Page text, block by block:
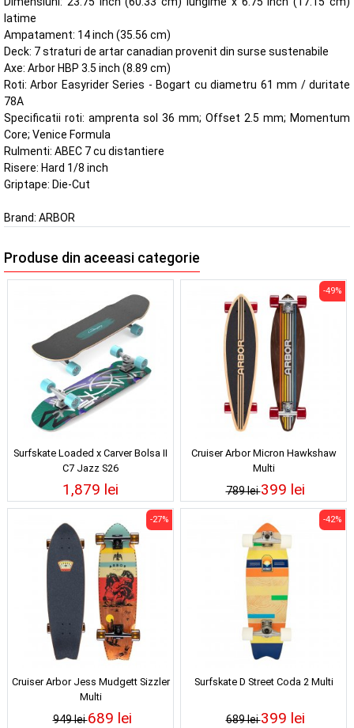
latime
Ampatament: 14 inch (35.56 cm)
Deck: 7 straturi de artar canadian provenit din surse sustenabile
Axe: Arbor HBP 3.5 inch (8.89 cm)
Roti: Arbor Easyrider Series - Bogart cu diametru 61 mm / duritate
78A
Specificatii roti: amprenta sol 36 mm; Offset 2.5 mm; Momentum
Core; Venice Formula
Rulmenti: ABEC 7 cu distantiere
Risere: Hard 1/8 inch
Griptape: Die-Cut
Brand: ARBOR
Produse din aceeasi categorie
Surfskate Loaded x Carver Bolsa II
C7 Jazz S26
1,879 lei
Cruiser Arbor Micron Hawkshaw
Multi
789 lei
-49%
399 lei
Cruiser Arbor Jess Mudgett Sizzler
Multi
949 lei
-27%
689 lei
Surfskate D Street Coda 2 Multi
689 lei
-42%
399 lei